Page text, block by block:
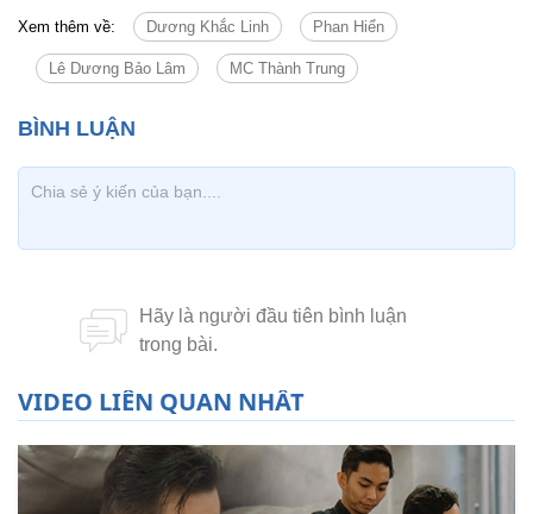
Xem thêm về: Dương Khắc Linh Phan Hiển
Lê Dương Bảo Lâm MC Thành Trung
VIDEO LIÊN QUAN NHẤT